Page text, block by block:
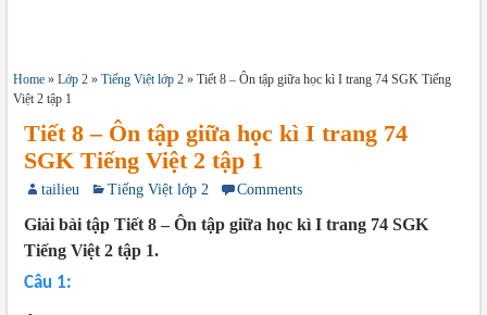
Home » Lớp 2 » Tiếng Việt lớp 2 » Tiết 8 – Ôn tập giữa học kì I trang 74 SGK Tiếng
Việt 2 tập 1
Tiết 8 – Ôn tập giữa học kì I trang 74
SGK Tiếng Việt 2 tập 1
tailieu Tiếng Việt lớp 2 Comments
Giải bài tập Tiết 8 – Ôn tập giữa học kì I trang 74 SGK
Tiếng Việt 2 tập 1.
Câu 1: